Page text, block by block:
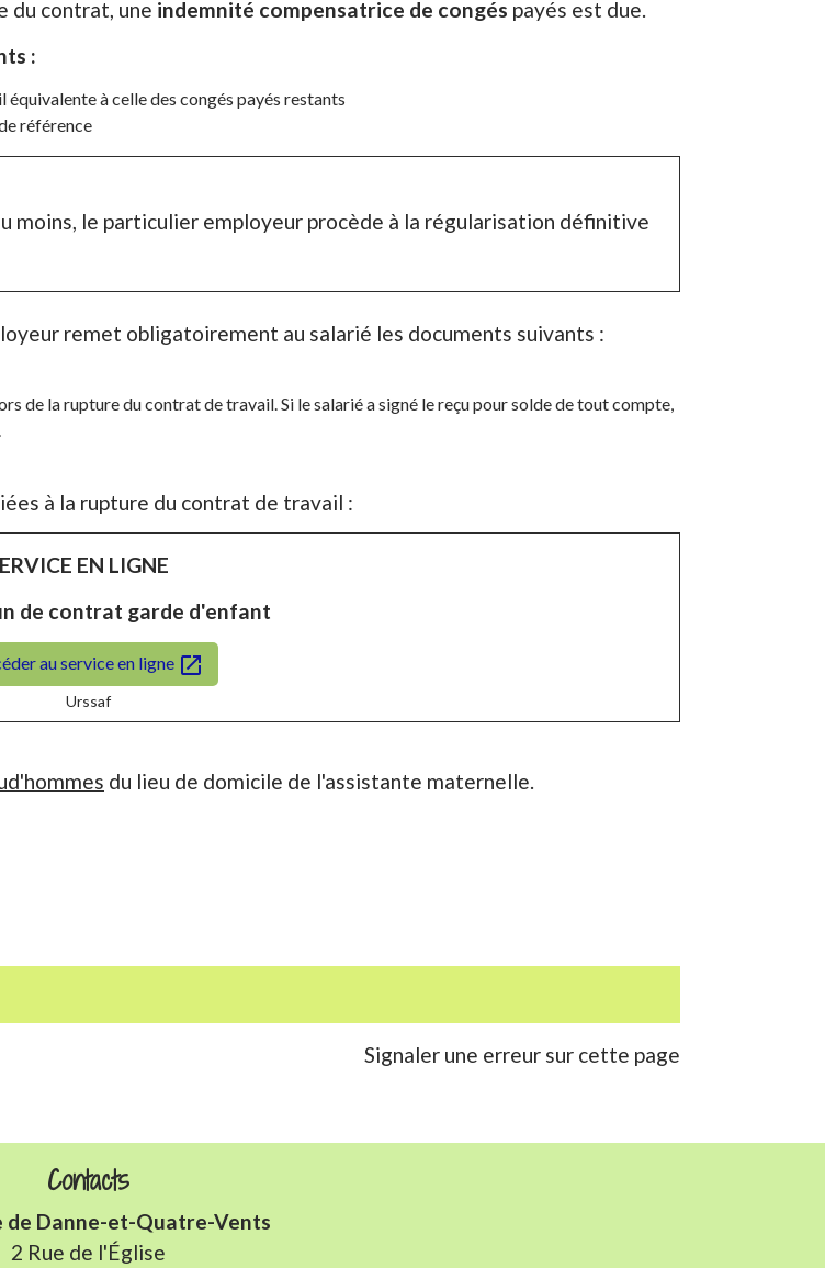
du contrat, une indemnité compensatrice de congés payés est due.
:
à celle des congés payés restants
référence
moins, le particulier employeur procède à la régularisation définitive
remet obligatoirement au salarié les documents suivants :
de la rupture du contrat de travail. Si le salarié a signé le reçu pour solde de tout compte,
à la rupture du contrat de travail :
EN LIGNE
de contrat garde d'enfant
au service en ligne open_in_new
Urssaf
du lieu de domicile de l'assistante maternelle.
Signaler une erreur sur cette page
Contacts
de Danne-et-Quatre-Vents
2 Rue de l'Église